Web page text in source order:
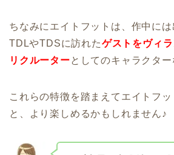
ちなみにエイトフットは、作中には
TDLやTDSに訪れたゲストをヴィ
リクルーターとしてのキャラクター
これらの特徴を踏まえてエイトフッ
と、より楽しめるかもしれません♪